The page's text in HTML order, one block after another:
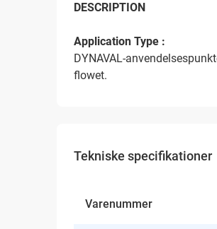
DESCRIPTION
Application Type :
DYNAVAL-
flowet.
Tekniske specifikationer
Varenummer